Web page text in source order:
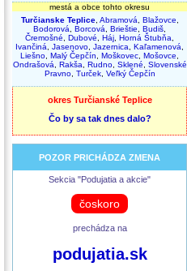
mestá a obce tohto okresu
Turčianske Teplice, Abramová Blažovce
Bodorová
Borcová Brieštie Budiš
Čremošné
Dubové Háj Horná Štubňa
Ivančiná
Jasenovo Jazernica Kaľamenová
Liešno Malý Čepčín Moškovec Mošovce
Ondrašová
Rakša Rudno, Sklené
Slovenské
Pravno, Turček, Veľký Čepčín
okres Turčianské Teplice
Čo by sa tak dnes dalo?
POZOR PRICHÁDZA ZMENA
Sekcia "Podujatia a akcie"
čoskoro
prechádza na
podujatia.sk